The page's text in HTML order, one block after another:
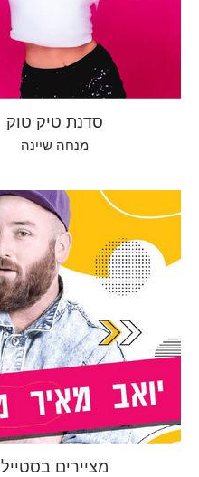
סדנת טיק טוק
מנחה שיינה
מציירים בסטייל